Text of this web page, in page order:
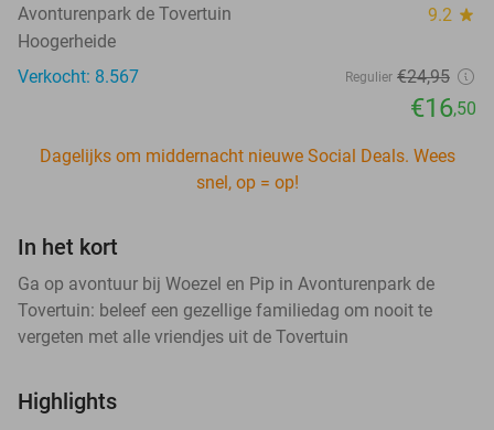
Avonturenpark de Tovertuin 9.2 star
Hoogerheide
Verkocht: 8.567
Regulier €24,95
€16,50
Dagelijks om middernacht nieuwe Social Deals. Wees
snel, op = op!
In het kort
Ga op avontuur bij Woezel en Pip in Avonturenpark de
Tovertuin: beleef een gezellige familiedag om nooit te
vergeten met alle vriendjes uit de Tovertuin
Highlights